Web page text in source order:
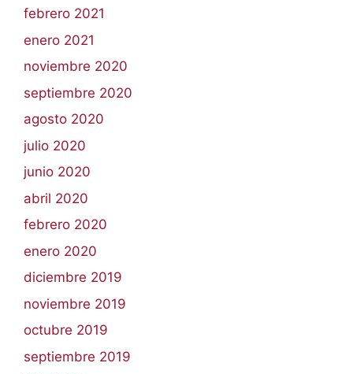
febrero 2021
enero 2021
noviembre 2020
septiembre 2020
agosto 2020
julio 2020
junio 2020
abril 2020
febrero 2020
enero 2020
diciembre 2019
noviembre 2019
octubre 2019
septiembre 2019